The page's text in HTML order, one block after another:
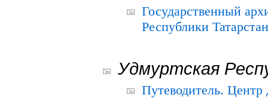
Государственный
Республики
Удмуртская
Путеводитель.